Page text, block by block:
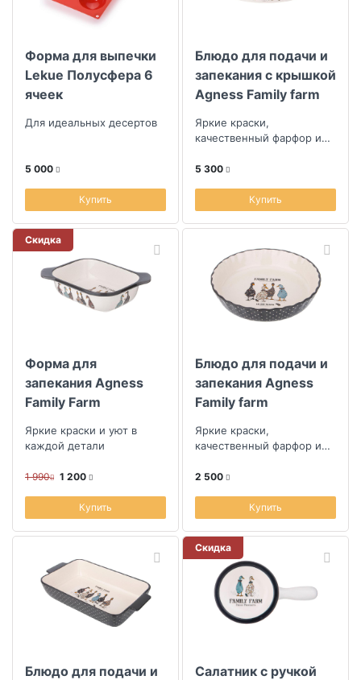
Форма для выпечки
Lekue Полусфера 6
ячеек
Для идеальных десертов
5 000
Купить
Блюдо для подачи и
запекания с крышкой
Agness Family farm
Яркие краски,
качественный фарфор и
5 300
Купить
Скидка
Форма для
запекания Agness
Family Farm
Яркие краски и уют в
каждой детали
1 990 1 200
Купить
Блюдо для подачи и
запекания Agness
Family farm
Яркие краски,
качественный фарфор и
2 500
Купить
Блюдо для подачи и
Скидка
Салатник с ручкой